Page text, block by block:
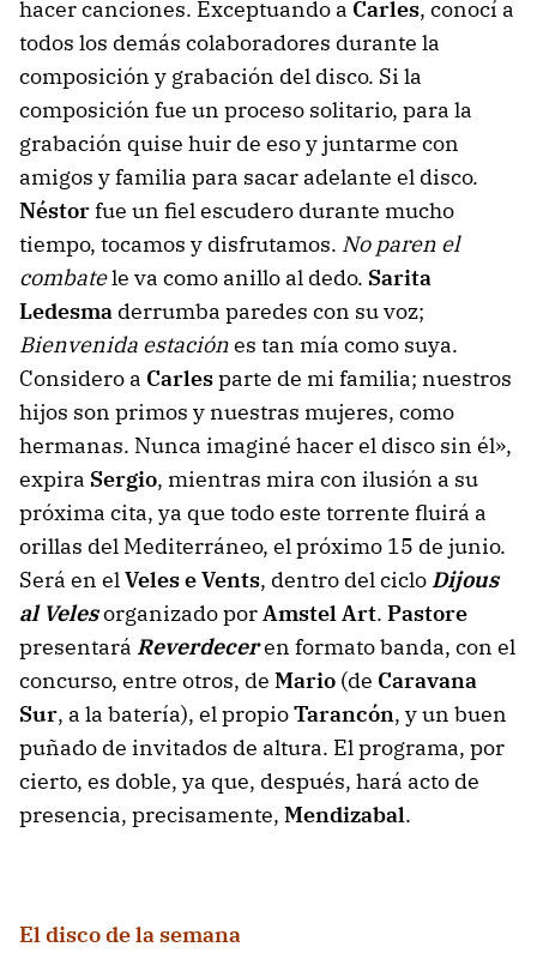
hacer canciones. Exceptuando a Carles, conocí a
todos los demás colaboradores durante la
composición y grabación del disco. Si la
composición fue un proceso solitario, para la
grabación quise huir de eso y juntarme con
amigos y familia para sacar adelante el disco.
Néstorfue un fiel escudero durante mucho
tiempo, tocamos y disfrutamos. No paren el
combatele va como anillo al dedo. Sarita
Ledesma derrumba paredes con su voz;
Bienvenida estaciónes tan mía como suya.
Considero a Carlesparte de mi familia; nuestros
hijos son primos y nuestras mujeres, como
hermanas. Nunca imaginé hacer el disco sin él»,
expira Sergio, mientras mira con ilusión a su
próxima cita, ya que todo este torrente fluirá a
orillas del Mediterráneo, el próximo 15 de junio.
Será en elVeles e Vents, dentro del ciclo Dijous
al Velesorganizado porAmstel Art. Pastore
presentará Reverdeceren formato banda, con el
concurso, entre otros, de Mario (de Caravana
Sur, a la batería), el propioTarancón, y un buen
puñado de invitados de altura. El programa, por
cierto, es doble, ya que, después, hará acto de
presencia, precisamente, Mendizabal.
El disco de la semana